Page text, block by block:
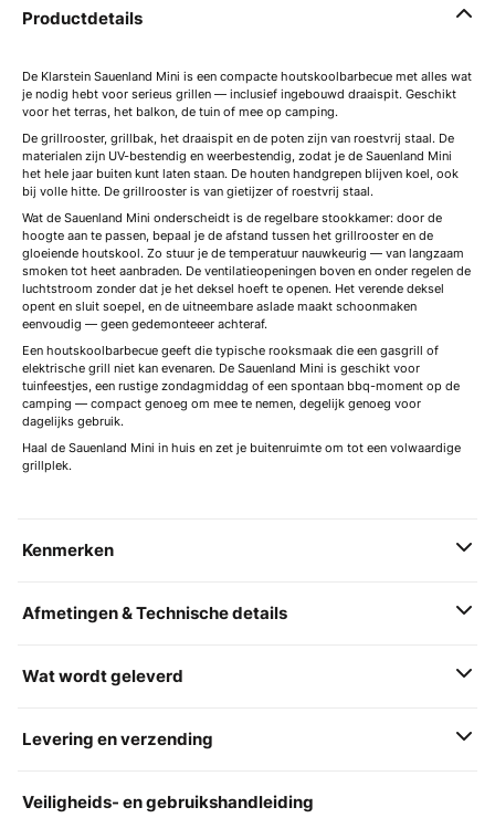
Productdetails
De Klarstein Sauenland Mini is een compacte houtskoolbarbecue met alles wat
je nodig hebt voor serieus grillen — inclusief ingebouwd draaispit. Geschikt
voor het terras, het balkon, de tuin of mee op camping.
De grillrooster, grillbak, het draaispit en de poten zijn van roestvrij staal. De
materialen zijn UV-bestendig en weerbestendig, zodat je de Sauenland Mini
het hele jaar buiten kunt laten staan. De houten handgrepen blijven koel, ook
bij volle hitte. De grillrooster is van gietijzer of roestvrij staal.
Wat de Sauenland Mini onderscheidt is de regelbare stookkamer: door de
hoogte aan te passen, bepaal je de afstand tussen het grillrooster en de
gloeiende houtskool. Zo stuur je de temperatuur nauwkeurig — van langzaam
smoken tot heet aanbraden. De ventilatieopeningen boven en onder regelen de
luchtstroom zonder dat je het deksel hoeft te openen. Het verende deksel
opent en sluit soepel, en de uitneembare aslade maakt schoonmaken
eenvoudig — geen gedemonteeer achteraf.
Een houtskoolbarbecue geeft die typische rooksmaak die een gasgrill of
elektrische grill niet kan evenaren. De Sauenland Mini is geschikt voor
tuinfeestjes, een rustige zondagmiddag of een spontaan bbq-moment op de
camping — compact genoeg om mee te nemen, degelijk genoeg voor
dagelijks gebruik.
Haal de Sauenland Mini in huis en zet je buitenruimte om tot een volwaardige
grillplek.
Kenmerken
Afmetingen & Technische details
Wat wordt geleverd
Levering en verzending
Veiligheids- en gebruikshandleiding